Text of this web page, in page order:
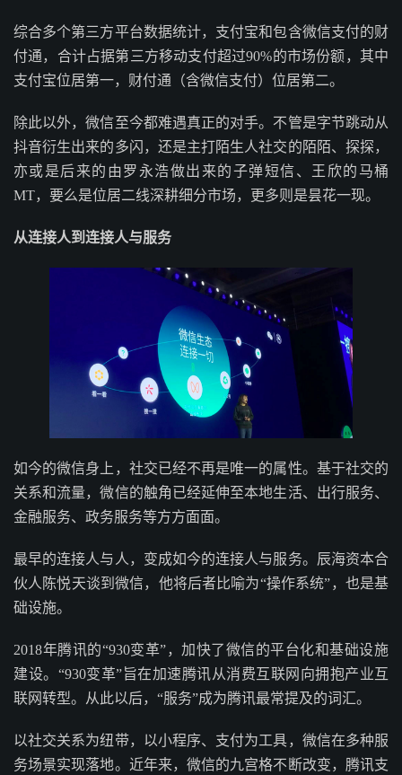
综合多个第三方平台数据统计，支付宝和包含微信支付的财
付通，合计占据第三方移动支付超过90%的市场份额，其中
支付宝位居第一，财付通（含微信支付）位居第二。
除此以外，微信至今都难遇真正的对手。不管是字节跳动从
抖音衍生出来的多闪，还是主打陌生人社交的陌陌、探探，
亦或是后来的由罗永浩做出来的子弹短信、王欣的马桶
MT，要么是位居二线深耕细分市场，更多则是昙花一现。
从连接人到连接人与服务
如今的微信身上，社交已经不再是唯一的属性。基于社交的
关系和流量，微信的触角已经延伸至本地生活、出行服务、
金融服务、政务服务等方方面面。
最早的连接人与人，变成如今的连接人与服务。辰海资本合
伙人陈悦天谈到微信，他将后者比喻为“操作系统”，也是基
础设施。
2018年腾讯的“930变革”，加快了微信的平台化和基础设施
建设。“930变革”旨在加速腾讯从消费互联网向拥抱产业互
联网转型。从此以后，“服务”成为腾讯最常提及的词汇。
以社交关系为纽带，以小程序、支付为工具，微信在多种服
务场景实现落地。近年来，微信的九宫格不断改变，腾讯支